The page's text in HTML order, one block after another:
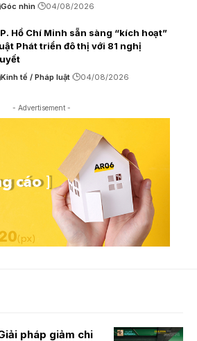
Góc nhìn 04/08/2026
Hồ Chí Minh sẵn sàng “kích hoạt”
Phát triển đô thị với 81 nghị
Kinh tế / Pháp luật 04/08/2026
- Advertisement -
pháp giảm chi